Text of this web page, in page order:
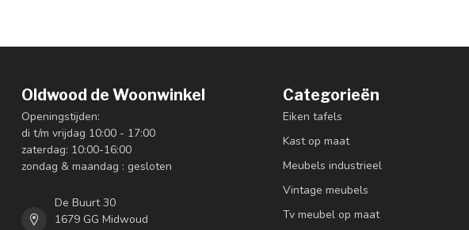
Oldwood de Woonwinkel
Openingstijden:
di t/m vrijdag 10:00 - 17:00
zaterdag: 10:00-16:00
zondag & maandag : gesloten
De Buurt 30
1679 GG Midwoud
Categorieën
Eiken tafels
Kast op maat
Meubels industrieel
Vintage meubels
Tv meubel op maat